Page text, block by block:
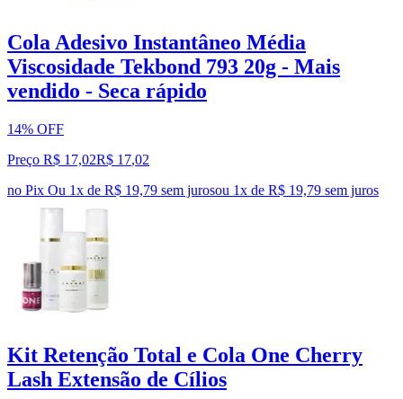
Cola Adesivo Instantâneo Média
Viscosidade Tekbond 793 20g - Mais
vendido - Seca rápido
14% OFF
Preço R$ 17,02R$ 17,02
no Pix Ou 1x de R$ 19,79 sem jurosou 1x de R$ 19,79 sem juros
Kit Retenção Total e Cola One Cherry
Lash Extensão de Cílios